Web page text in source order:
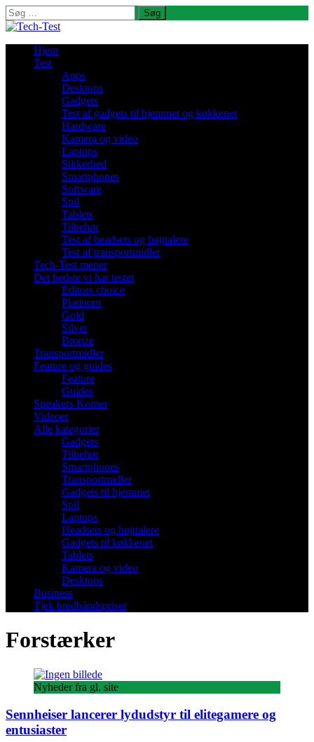
Søg
efter:
Hjem
Test
Apps
Desktops
Gadgets
Test af gadgets til hjemmet og køkkenet
Hardware
Kamera og video
Laptops
Sikkerhed
Smartphones
Software
Spil
Tablets
Tilbehør
Test af headsets og højttalere
Test af transportmidler
Tech-Test mener
Det bedste vi har testet
Editors choice
Platinum
Gold
Silver
Bronze
Transportmidler
Feature og guides
Feature
Guides
Speakers Korner
Videoer
Alle kategorier
Gadgets
Tilbehør
Smartphones
Transportmidler
Gadgets til hjemmet
Spil
Laptops
Headsets og højttalere
Gadgets til køkkenet
Tablets
Kamera og video
Desktops
Business
Tjek bredbåndspriser
Forstærker
Nyheder fra gl. site
Sennheiser lancerer lydudstyr til elitegamere og
entusiaster